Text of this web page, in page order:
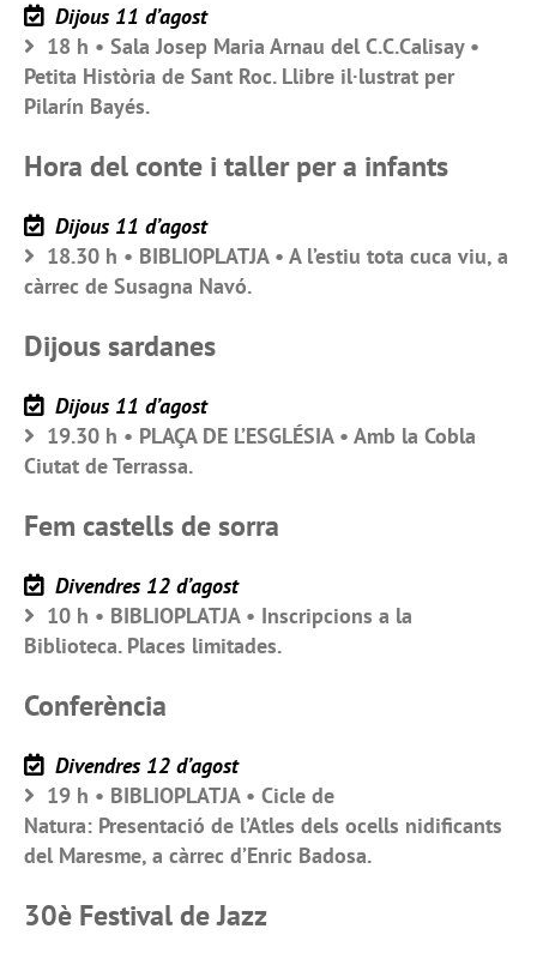
Dijous 11 d’agost
18 h • Sala Josep Maria Arnau del C.C.Calisay •
Petita Història de Sant Roc. Llibre il·lustrat per
Pilarín Bayés.
Hora del conte i taller per a infants
Dijous 11 d’agost
18.30 h • BIBLIOPLATJA • A l’estiu tota cuca viu, a
càrrec de Susagna Navó.
Dijous sardanes
Dijous 11 d’agost
19.30 h • PLAÇA DE L’ESGLÉSIA • Amb la Cobla
Ciutat de Terrassa.
Fem castells de sorra
Divendres 12 d’agost
10 h • BIBLIOPLATJA • Inscripcions a la
Biblioteca. Places limitades.
Conferència
Divendres 12 d’agost
19 h • BIBLIOPLATJA • Cicle de
Natura: Presentació de l’Atles dels ocells nidificants
del Maresme, a càrrec d’Enric Badosa.
30è Festival de Jazz